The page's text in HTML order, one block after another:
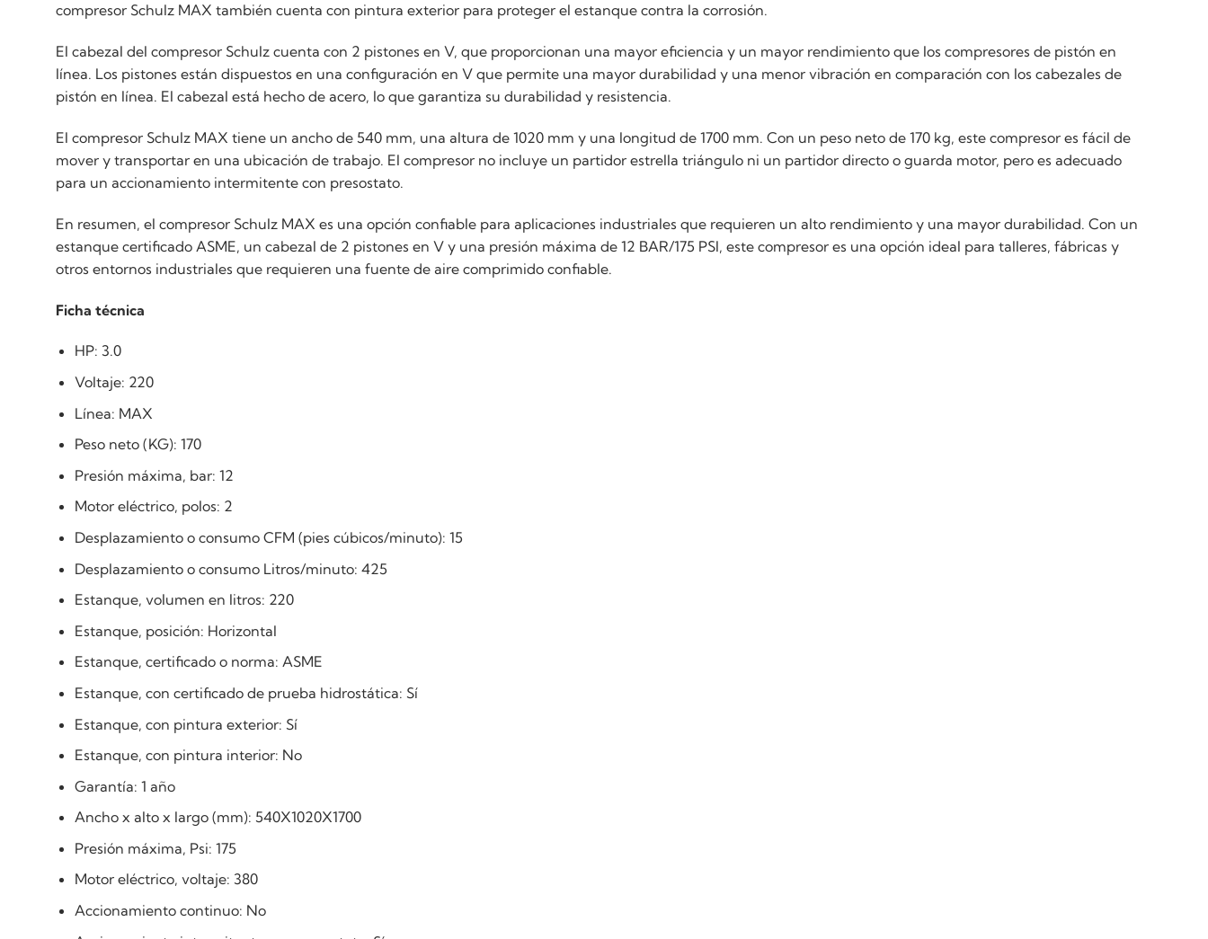
compresor Schulz MAX también cuenta con pintura exterior para proteger el estanque contra la corrosión.
El cabezal del compresor Schulz cuenta con 2 pistones en V, que proporcionan una mayor eficiencia y un mayor rendimiento que los compresores de pistón en
línea. Los pistones están dispuestos en una configuración en V que permite una mayor durabilidad y una menor vibración en comparación con los cabezales de
pistón en línea. El cabezal está hecho de acero, lo que garantiza su durabilidad y resistencia.
El compresor Schulz MAX tiene un ancho de 540 mm, una altura de 1020 mm y una longitud de 1700 mm. Con un peso neto de 170 kg, este compresor es fácil de
mover y transportar en una ubicación de trabajo. El compresor no incluye un partidor estrella triángulo ni un partidor directo o guarda motor, pero es adecuado
para un accionamiento intermitente con presostato.
En resumen, el compresor Schulz MAX es una opción confiable para aplicaciones industriales que requieren un alto rendimiento y una mayor durabilidad. Con un
estanque certificado ASME, un cabezal de 2 pistones en V y una presión máxima de 12 BAR/175 PSI, este compresor es una opción ideal para talleres, fábricas y
otros entornos industriales que requieren una fuente de aire comprimido confiable.
Ficha técnica
HP: 3.0
Voltaje: 220
Línea: MAX
Peso neto (KG): 170
Presión máxima, bar: 12
Motor eléctrico, polos: 2
Desplazamiento o consumo CFM (pies cúbicos/minuto): 15
Desplazamiento o consumo Litros/minuto: 425
Estanque, volumen en litros: 220
Estanque, posición: Horizontal
Estanque, certificado o norma: ASME
Estanque, con certificado de prueba hidrostática: Sí
Estanque, con pintura exterior: Sí
Estanque, con pintura interior: No
Garantía: 1 año
Ancho x alto x largo (mm): 540X1020X1700
Presión máxima, Psi: 175
Motor eléctrico, voltaje: 380
Accionamiento continuo: No